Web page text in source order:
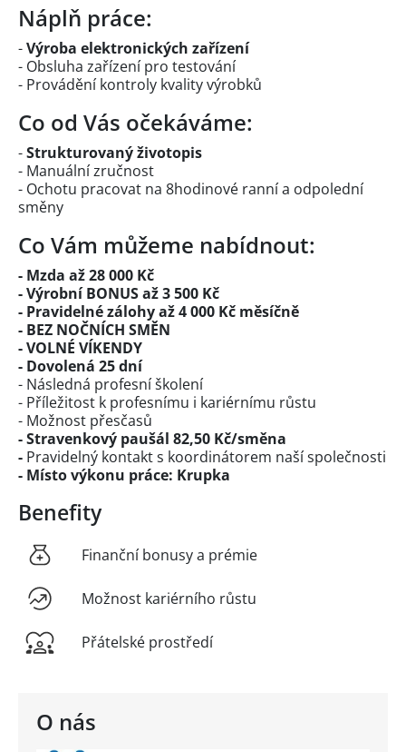
O nás
Náplň práce:
-Výroba elektronických zařízení
- Obsluha zařízení pro testování
- Provádění kontroly kvality výrobků
Co od Vás očekáváme:
-Strukturovaný životopis
- Manuální zručnost
- Ochotu pracovat na 8hodinové ranní a odpolední
směny
Co Vám můžeme nabídnout:
- Mzda až 28 000 Kč
- Výrobní BONUS až 3 500 Kč
- Pravidelné zálohy až 4 000 Kč měsíčně
- BEZ NOČNÍCH SMĚN
- VOLNÉ VÍKENDY
- Dovolená 25 dní
- Následná profesní školení
- Příležitost k profesnímu i kariérnímu růstu
- Možnost přesčasů
- Stravenkový paušál 82,50 Kč/směna
- Pravidelný kontakt s koordinátorem naší společnosti
- Místo výkonu práce: Krupka
Benefity
Finanční bonusy a prémie
Možnost kariérního růstu
Přátelské prostředí